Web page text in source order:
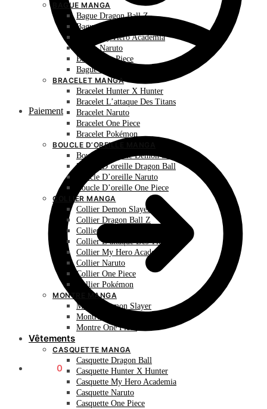
Paiement
0
BAGUE MANGA
Bague Dragon Ball Z
Bague Hunter X Hunter
Bague My Hero Academia
Bague Naruto
Bague One Piece
Bague Pokémon
BRACELET MANGA
Bracelet Hunter X Hunter
Bracelet L’attaque Des Titans
Bracelet Naruto
Bracelet One Piece
Bracelet Pokémon
BOUCLE D’OREILLE MANGA
Boucle D’oreille Demon Slayer
Boucle D’oreille Dragon Ball
Boucle D’oreille Naruto
Boucle D’oreille One Piece
COLLIER MANGA
Collier Demon Slayer
Collier Dragon Ball Z
Collier Hunter X Hunter
Collier L’attaque Des Titans
Collier My Hero Academia
Collier Naruto
Collier One Piece
Collier Pokémon
MONTRE MANGA
Montre Demon Slayer
Montre Naruto
Montre One Piece
Vêtements
CASQUETTE MANGA
Casquette Dragon Ball
Casquette Hunter X Hunter
Casquette My Hero Academia
Casquette Naruto
Casquette One Piece